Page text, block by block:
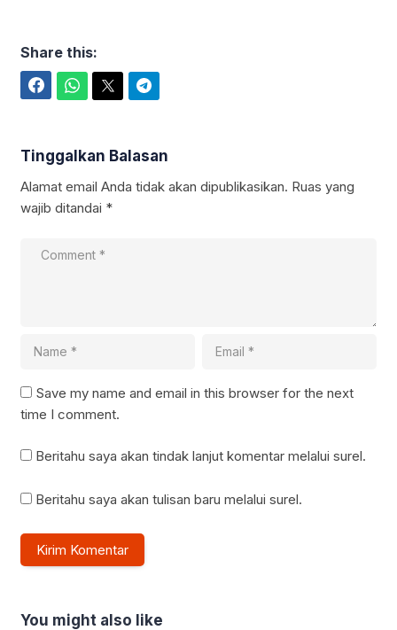
Share this:
Tinggalkan Balasan
Alamat email Anda tidak akan dipublikasikan. Ruas yang
wajib ditandai *
Save my name and email in this browser for the next
time I comment.
Beritahu saya akan tindak lanjut komentar melalui surel.
Beritahu saya akan tulisan baru melalui surel.
You might also like